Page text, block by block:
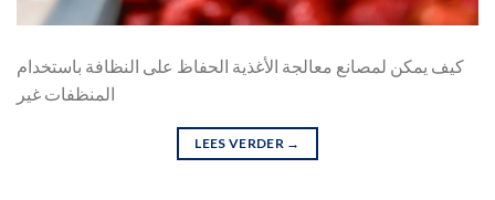
كيف يمكن لمصانع معالجة الأغذية الحفاظ على النظافة باستخدام
المنظفات غير
LEES VERDER →